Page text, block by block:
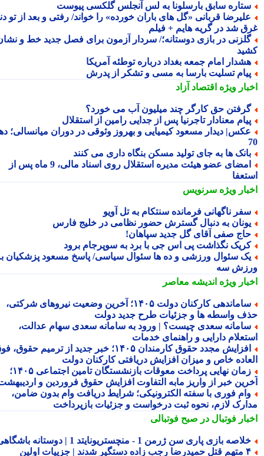
سابق بارسلونا به لس آنجلس گلکسی پیوست
قربانی «گل های باران خورده» را خواند/ رفتی و بعد از تو دنیا
شد در گریه هایم + فیلم
در بازی دوستانه؛/ سردار آزمون برای فصل جدید خط و نشان
امام جمعه بغداد درباره توطئه آمریکا
تسلیت بارسا به مسی و تشکر از پدرش
ویژهاقتصاد آزاد
حق کارگر چند میلیون آب می خورد؟
معنادار تاجرنیا پس از جدایی رامین از استقلال
دیدار مسعود کیمیایی و بهروز وثوقی در دوران میانسالی؛ دهه
ها به جای تولید مسکن بنگاه داری می کنند
امضای عضو هیئت مدیره استقلال روی اسناد مالی، 9 ماه پس از
ویژهسرنویس
ناگهانی فرمانده سنتکام به تل آویو
به دنبال گسترش حضور نظامی در خلیج فارس
صفی آقای گل جدید سپاهان!
نگذاشت پی اس جی با برد به سوپرجام برود
سئوال ورزشی و ده ها سئوال سیاسی/ پاسخ مسعود پزشکیان به
سه
ویژهاندیشه معاصر
ساماندهی کارکنان دولت ۱۴۰۵؛ آخرین وضعیت نیروهای شرکتی،
واسطه ها و جزئیات طرح جدید دولت
سعدی چیست؟ | ورود به سامانه سعدی سهام عدالت،
دارایی و راهنمای خدمات
افزایش مجدد حقوق کارمندان ۱۴۰۵؛ خبر جدید از ترمیم حقوق، فوق
خاص و میزان افزایش دریافتی کارکنان دولت
زمان نهایی پرداخت معوقات بازنشستگان تامین اجتماعی ۱۴۰۵؛
خبر از واریز مابه التفاوت افزایش حقوق فروردین و اردیبهشت
فوری با سفته الکترونیکی؛ شرایط دریافت وام بدون ضامن،
لازم، نحوه ثبت درخواست و جزئیات بازپرداخت
فوتبال در صبح فوتبالی
بازی پاری سن ژرمن 1 - منچستریونایتد 1 | دوستانه باشگاهی
۴ متهم قتل حمیدرضا رجب زاده دستگیر شدند | جزییات اولین